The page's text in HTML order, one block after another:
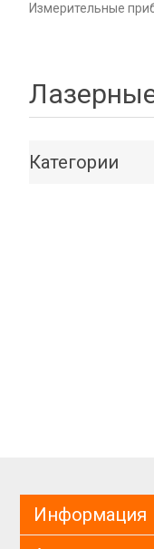
Измерительные
Категории
Информация